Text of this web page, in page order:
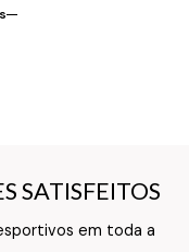
SATISFEITOS
em toda a
SATISFEITOS
Informação